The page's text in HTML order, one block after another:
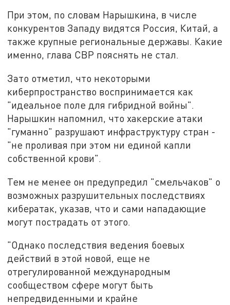
При этом, по словам Нарышкина, в числе
конкурентов Западу видятся Россия, Китай, а
также крупные региональные державы. Какие
именно, глава СВР пояснять не стал.
Зато отметил, что некоторыми
киберпространство воспринимается как
"идеальное поле для гибридной войны".
Нарышкин напомнил, что хакерские атаки
"гуманно" разрушают инфраструктуру стран -
"не проливая при этом ни единой капли
собственной крови".
Тем не менее он предупредил "смельчаков" о
возможных разрушительных последствиях
кибератак, указав, что и сами нападающие
могут пострадать от этого.
"Однако последствия ведения боевых
действий в этой новой, еще не
отрегулированной международным
сообществом сфере могут быть
непредвиденными и крайне